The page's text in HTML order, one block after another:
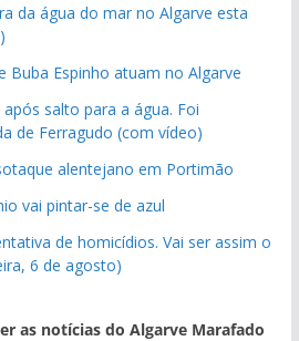
da água do mar no Algarve esta
Buba Espinho atuam no Algarve
salto para a água. Foi
de Ferragudo (com vídeo)
alentejano em Portimão
vai pintar-se de azul
de homicídios. Vai ser assim o
6 de agosto)
as notícias do Algarve Marafado